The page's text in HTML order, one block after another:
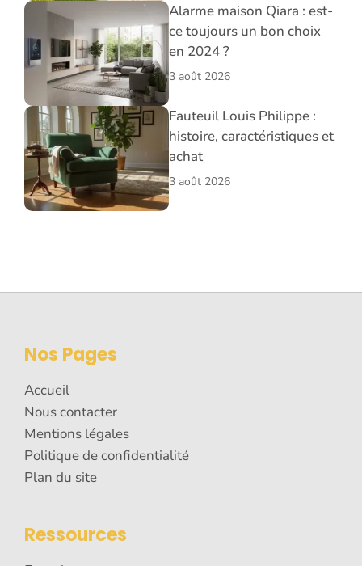
Alarme maison Qiara : est-
ce toujours un bon choix
en 2024 ?
3 août 2026
Fauteuil Louis Philippe :
histoire, caractéristiques et
achat
3 août 2026
Nos Pages
Accueil
Nous contacter
Mentions légales
Politique de confidentialité
Plan du site
Ressources